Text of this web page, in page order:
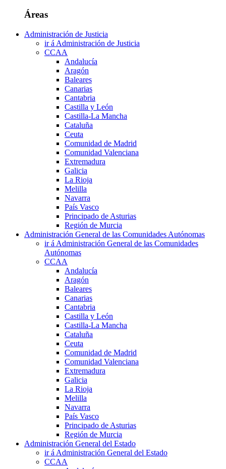
Áreas
Administración de Justicia
ir á Administración de Justicia
CCAA
Andalucía
Aragón
Baleares
Canarias
Cantabria
Castilla y León
Castilla-La Mancha
Cataluña
Ceuta
Comunidad de Madrid
Comunidad Valenciana
Extremadura
Galicia
La Rioja
Melilla
Navarra
País Vasco
Principado de Asturias
Región de Murcia
Administración General de las Comunidades Autónomas
ir á Administración General de las Comunidades
Autónomas
CCAA
Andalucía
Aragón
Baleares
Canarias
Cantabria
Castilla y León
Castilla-La Mancha
Cataluña
Ceuta
Comunidad de Madrid
Comunidad Valenciana
Extremadura
Galicia
La Rioja
Melilla
Navarra
País Vasco
Principado de Asturias
Región de Murcia
Administración General del Estado
ir á Administración General del Estado
CCAA